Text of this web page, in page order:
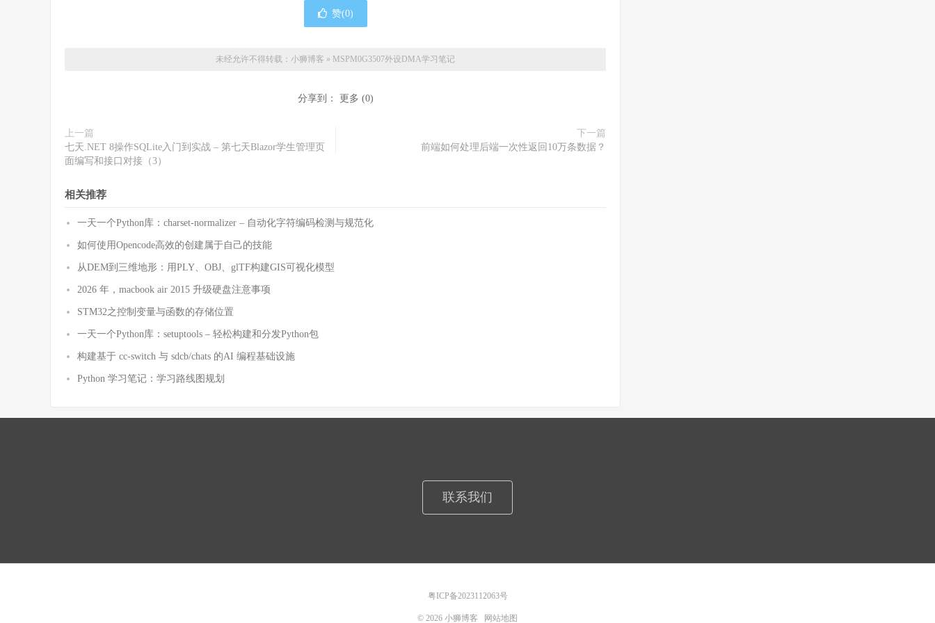
赞(0)
未经允许不得转载： 小狮博客 » MSPM0G3507外设DMA学习笔记
分享到： 更多 (0)
上一篇
七天.NET 8操作SQLite入门到实战 – 第七天Blazor学生管理页
面编写和接口对接（3）
下一篇
前端如何处理后端一次性返回10万条数据？
相关推荐
一天一个Python库：charset-normalizer – 自动化字符编码检测与规范化
如何使用Opencode高效的创建属于自己的技能
从DEM到三维地形：用PLY、OBJ、glTF构建GIS可视化模型
2026 年，macbook air 2015 升级硬盘注意事项
STM32之控制变量与函数的存储位置
一天一个Python库：setuptools – 轻松构建和分发Python包
构建基于 cc-switch 与 sdcb/chats 的AI 编程基础设施
Python 学习笔记：学习路线图规划
联系我们
粤ICP备2023112063号
© 2026 小狮博客 网站地图